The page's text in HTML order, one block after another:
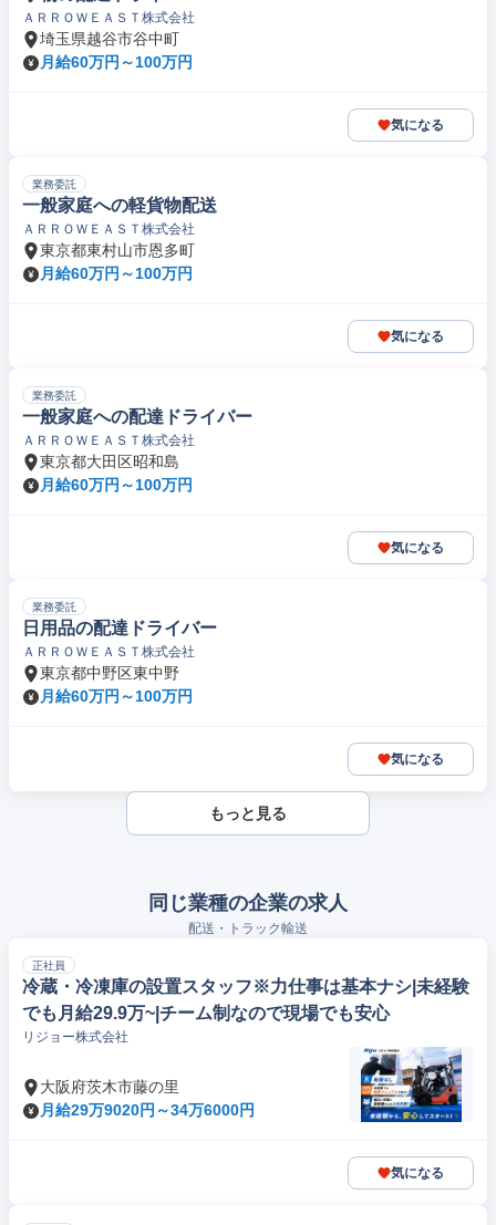
ＡＲＲＯＷＥＡＳＴ株式会社
埼玉県越谷市谷中町
月給60万円～100万円
気になる
業務委託
一般家庭への軽貨物配送
ＡＲＲＯＷＥＡＳＴ株式会社
東京都東村山市恩多町
月給60万円～100万円
気になる
業務委託
一般家庭への配達ドライバー
ＡＲＲＯＷＥＡＳＴ株式会社
東京都大田区昭和島
月給60万円～100万円
気になる
業務委託
日用品の配達ドライバー
ＡＲＲＯＷＥＡＳＴ株式会社
東京都中野区東中野
月給60万円～100万円
気になる
もっと見る
同じ業種の企業の求人
配送・トラック輸送
正社員
冷蔵・冷凍庫の設置スタッフ※力仕事は基本ナシ|未経験
でも月給29.9万~|チーム制なので現場でも安心
リジョー株式会社
大阪府茨木市藤の里
月給29万9020円～34万6000円
気になる